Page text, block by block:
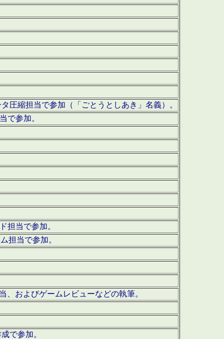
圧縮担当で参加（「ごとうとしあき」名義）。
で参加。
担当で参加。
担当で参加。
、およびゲームレビューなどの執筆。
で参加。